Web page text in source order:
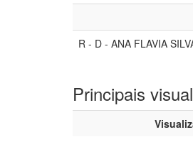
R - D - ANA FLAVIA
Principais